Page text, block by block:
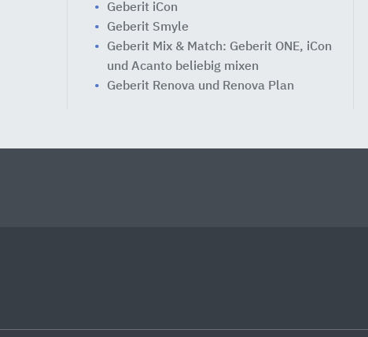
Geberit iCon
Geberit Smyle
Geberit Mix & Match: Geberit ONE, iCon
und Acanto beliebig mixen
Geberit Renova und Renova Plan